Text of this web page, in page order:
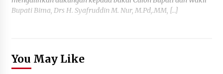
Bupati Bima, Drs H. Syafruddin M. Nur, M.Pd,.MM, […]
You May Like